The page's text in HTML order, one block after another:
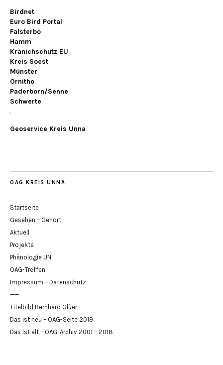
Birdnet
Euro Bird Portal
Falsterbo
Hamm
Kranichschutz EU
Kreis Soest
Münster
Ornitho
Paderborn/Senne
Schwerte
.
Geoservice Kreis Unna
OAG KREIS UNNA
Startseite
Gesehen – Gehört
Aktuell
Projekte
Phänologie UN
OAG-Treffen
Impressum – Datenschutz
——
Titelbild Bernhard Glüer
Das ist neu – OAG-Seite 2019
Das ist alt – OAG-Archiv 2001 – 2018